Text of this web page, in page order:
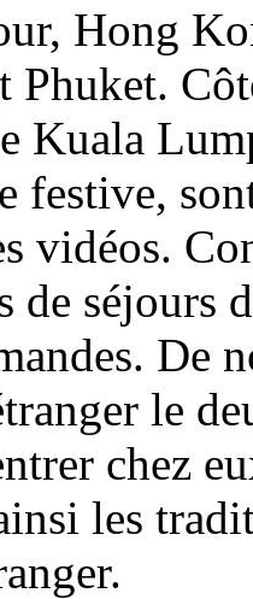
Hong
Phuket.
Kuala
festive,
vidéos.
de séjours
De
le
chez
les